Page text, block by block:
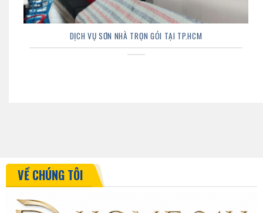
DỊCH VỤ SƠN NHÀ TRỌN GÓI TẠI TP.HCM
VỀ CHÚNG TÔI